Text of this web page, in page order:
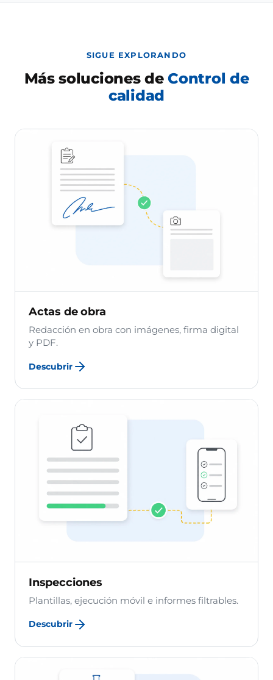
SIGUE EXPLORANDO
Más soluciones deControl de
calidad
Actas de obra
Redacción en obra con imágenes, firma digital
y PDF.
Descubrir
Inspecciones
Plantillas, ejecución móvil e informes filtrables.
Descubrir